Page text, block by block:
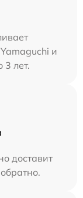
и
3 лет.
доставит